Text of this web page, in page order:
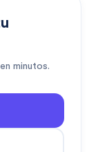
minutos.